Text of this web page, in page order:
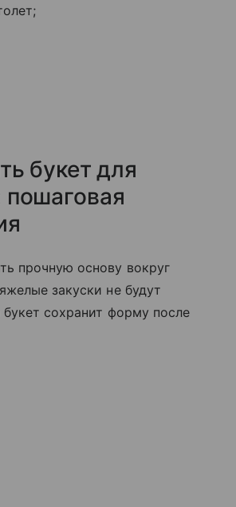
букет для
прочную основу вокруг
закуски не будут
букет сохранит форму после